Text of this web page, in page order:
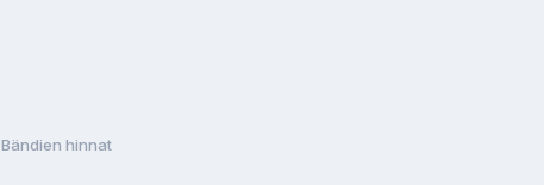
Bändien hinnat